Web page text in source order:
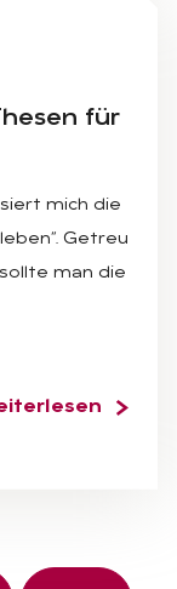
für
mich die
Getreu
man die